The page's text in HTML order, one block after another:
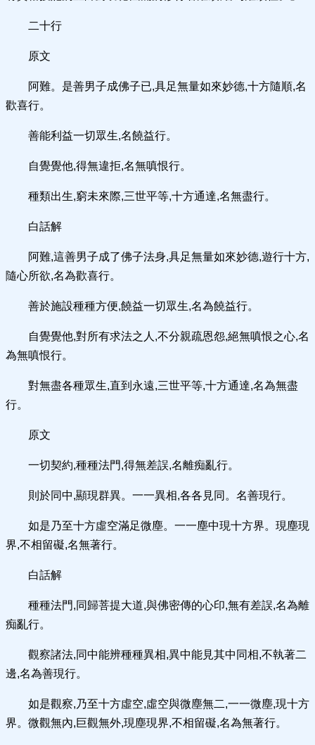
二十行
原文
阿難。是善男子成佛子已,具足無量如來妙德,十方隨順,名
歡喜行。
善能利益一切眾生,名饒益行。
自覺覺他,得無違拒,名無嗔恨行。
種類出生,窮未來際,三世平等,十方通達,名無盡行。
白話解
阿難,這善男子成了佛子法身,具足無量如來妙德,遊行十方,
隨心所欲,名為歡喜行。
善於施設種種方便,饒益一切眾生,名為饒益行。
自覺覺他,對所有求法之人,不分親疏恩怨,絕無嗔恨之心,名
為無嗔恨行。
對無盡各種眾生,直到永遠,三世平等,十方通達,名為無盡
行。
原文
一切契約,種種法門,得無差誤,名離痴亂行。
則於同中,顯現群異。一一異相,各各見同。名善現行。
如是乃至十方虛空滿足微塵。一一塵中現十方界。現塵現
界,不相留礙,名無著行。
白話解
種種法門,同歸菩提大道,與佛密傳的心印,無有差誤,名為離
痴亂行。
觀察諸法,同中能辨種種異相,異中能見其中同相,不執著二
邊,名為善現行。
如是觀察,乃至十方虛空,虛空與微塵無二,一一微塵,現十方
界。微觀無內,巨觀無外,現塵現界,不相留礙,名為無著行。